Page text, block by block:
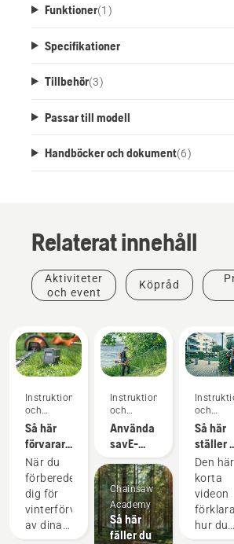
produkt.
kompatibel med batteritypen 1,5
betyder att du inte längre behöver
för varje produkt.
Funktioner(1 )
Specifikationer
Tillbehör(3)
Passar till modell
Handböcker och dokument(6)
Relaterat innehåll
Aktiviteter
och event
Köpråd
Instruktioner
och
guider
Så här
förvarar
du
Husqvarna-
batteriet
över
vintern
När du
förbereder
dig för
vinterförvaring
av dina
Instruktioner
och
guider
Använda
savE-
en
batteridriven
grästrimmer
Chainsaw
Academy
Så här
fäller du
och
guider
Så här
ställer
in och
monterar
det
batteriet
Den här
korta
videon
hur du